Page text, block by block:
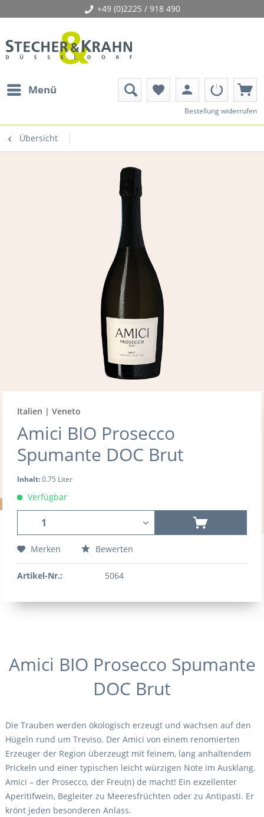
+49 (0)2225 / 918 490
Menü favorite person
Bestellung widerrufen
Übersicht
Italien | Veneto
Amici BIO Prosecco
Spumante DOC Brut
Inhalt:0.75 Liter
Verfügbar
Merken Bewerten
Artikel-Nr.: 5064
Amici BIO Prosecco Spumante
DOC Brut
Die Trauben werden ökologisch erzeugt und wachsen auf den
Hügeln rund um Treviso. Der Amici von einem renomierten
Erzeuger der Region überzeugt mit feinem, lang anhaltendem
Prickeln und einer typischen leicht würzigen Note im Ausklang.
Amici – der Prosecco, der Freu(n) de macht! Ein exzellenter
Aperitifwein, Begleiter zu Meeresfrüchten oder zu Antipasti. Er
krönt jeden besonderen Anlass.